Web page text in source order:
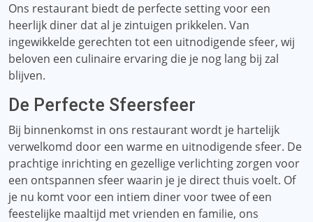
Ons restaurant biedt de perfecte setting voor een
heerlijk diner dat al je zintuigen prikkelen. Van
ingewikkelde gerechten tot een uitnodigende sfeer, wij
beloven een culinaire ervaring die je nog lang bij zal
blijven.
De Perfecte Sfeersfeer
Bij binnenkomst in ons restaurant wordt je hartelijk
verwelkomd door een warme en uitnodigende sfeer. De
prachtige inrichting en gezellige verlichting zorgen voor
een ontspannen sfeer waarin je je direct thuis voelt. Of
je nu komt voor een intiem diner voor twee of een
feestelijke maaltijd met vrienden en familie, ons